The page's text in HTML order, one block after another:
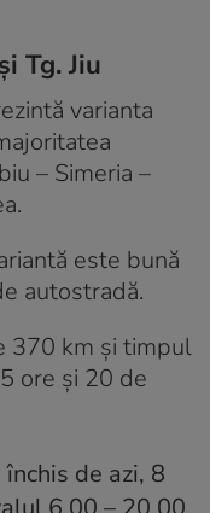
Tg. Jiu
varianta
– Simeria –
este bună
autostradă.
370 km și timpul
ore și 20 de